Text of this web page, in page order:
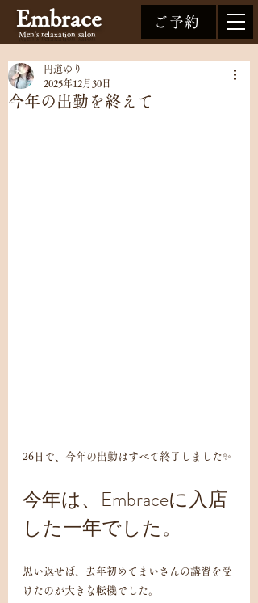
Men's relaxation salon
Embrace ご予約
今年の出勤を終えて
円道ゆり
2025年12月30日
26日で、今年の出勤はすべて終了しました✨
今年は、Embraceに入店
した一年でした。
思い返せば、去年初めてまいさんの講習を受
けたのが大きな転機でした。